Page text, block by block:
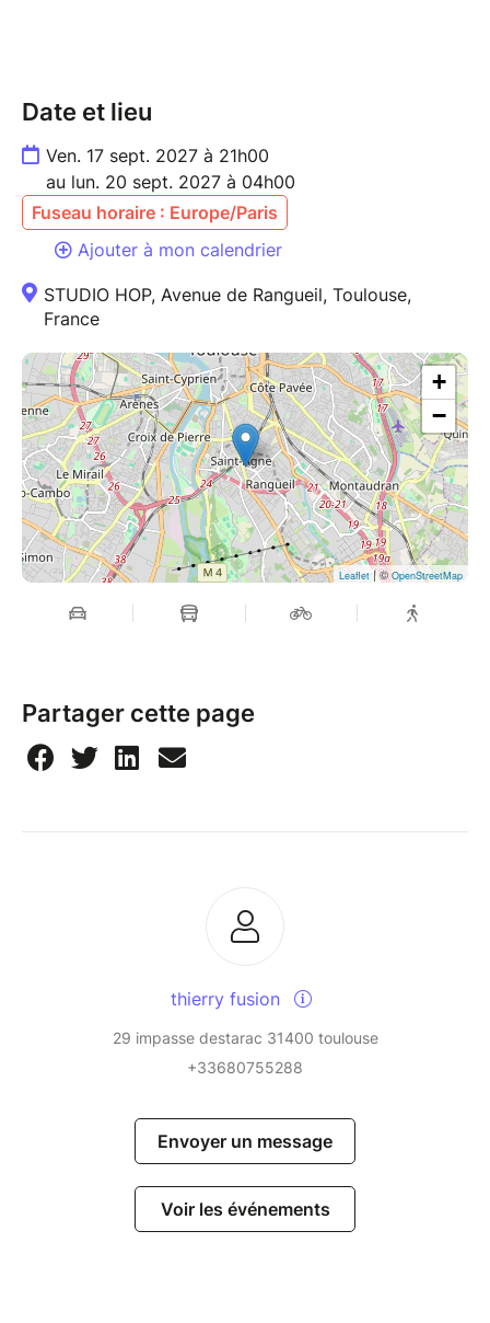
Date et lieu
Ven. 17 sept. 2027 à 21h00
au lun. 20 sept. 2027 à 04h00
Fuseau horaire : Europe/Paris
Ajouter à mon calendrier
STUDIO HOP, Avenue de Rangueil, Toulouse,
France
+
−
Leaflet| © OpenStreetMap
Partager cette page
thierry fusion
29 impasse destarac 31400 toulouse
+33680755288
Envoyer un message
Voir les événements